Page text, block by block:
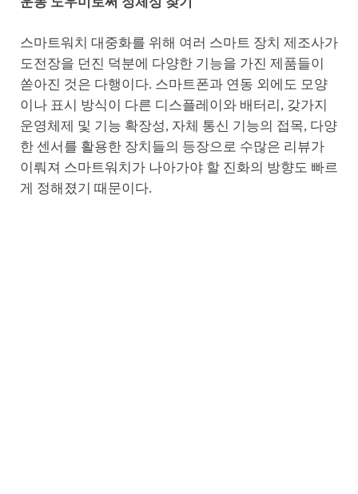
스마트워치 대중화를 위해 여러 스마트 장치 제조사가
도전장을 던진 덕분에 다양한 기능을 가진 제품들이
쏟아진 것은 다행이다. 스마트폰과 연동 외에도 모양
이나 표시 방식이 다른 디스플레이와 배터리, 갖가지
운영체제 및 기능 확장성, 자체 통신 기능의 접목, 다양
한 센서를 활용한 장치들의 등장으로 수많은 리뷰가
이뤄져 스마트워치가 나아가야 할 진화의 방향도 빠르
게 정해졌기 때문이다.